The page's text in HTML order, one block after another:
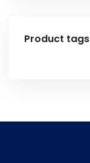
Product tags